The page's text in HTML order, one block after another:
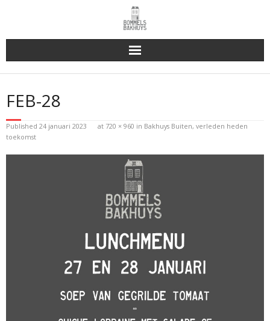
Bakhuys Buiten, verleden heden toekomst
Reserveren & Bestellen
Bommels Buiten
FEB-28
Published 24 januari 2023 at 720 × 960 in Bakhuys Buiten, verleden heden
toekomst